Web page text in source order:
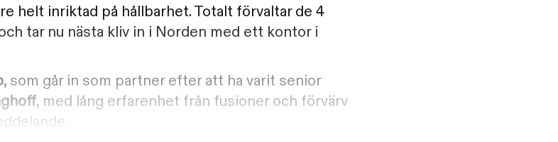
helt inriktad på hållbarhet. Totalt förvaltar de 4
tar nu nästa kliv in i Norden med ett kontor i
, som går in som partner efter att ha varit senior
, med lång erfarenhet från fusioner och förvärv